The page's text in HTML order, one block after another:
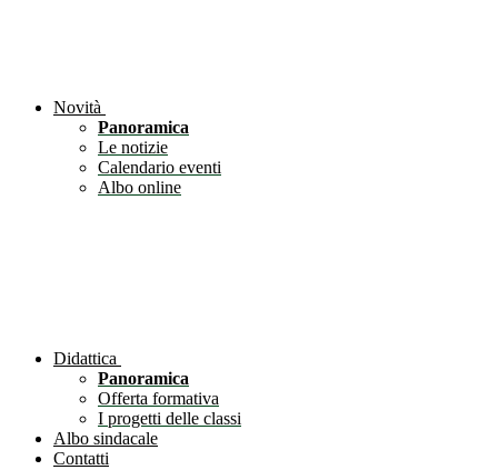
Novità
Panoramica
Le notizie
Calendario eventi
Albo online
Didattica
Panoramica
Offerta formativa
I progetti delle classi
Albo sindacale
Contatti